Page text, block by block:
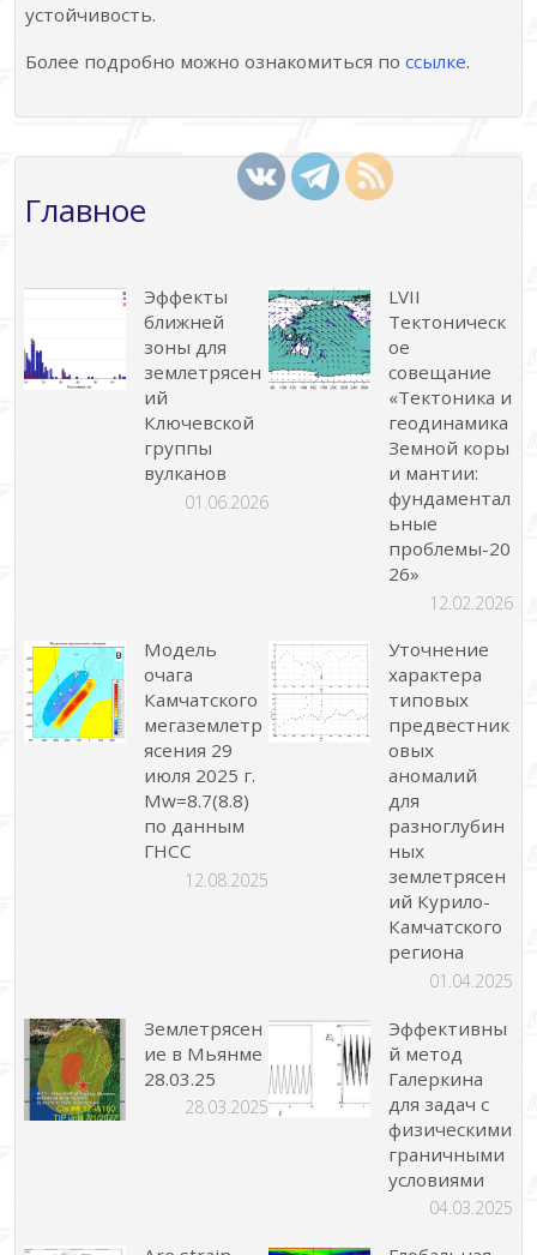
устойчивость.
Более подробно можно ознакомиться поссылке.
Главное
Эффекты
ближней
зоны для
землетрясен
ий
Ключевской
группы
вулканов
01.06.2026
LVII
Тектоническ
ое
совещание
«Тектоника и
геодинамика
Земной коры
и мантии:
фундаментал
ьные
проблемы-20
26»
12.02.2026
Модель
очага
Камчатского
мегаземлетр
ясения 29
июля 2025 г.
Mw=8.7(8.8)
по данным
ГНСС
12.08.2025
Уточнение
характера
типовых
предвестник
овых
аномалий
для
разноглубин
ных
землетрясен
ий Курило-
Камчатского
региона
01.04.2025
Землетрясен
ие в Мьянме
28.03.25
28.03.2025
Эффективны
й метод
Галеркина
для задач с
физическими
граничными
условиями
04.03.2025